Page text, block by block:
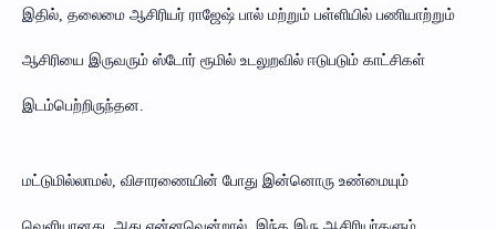
இதில், தலைமை ஆசிரியர் ராஜேஷ் பால் மற்றும் பள்ளியில் பணியாற்றும்
ஆசிரியை இருவரும் ஸ்டோர் ரூமில் உடலுறவில் ஈடுபடும் காட்சிகள்
இடம்பெற்றிருந்தன.
மட்டுமில்லாமல், விசாரணையின் போது இன்னொரு உண்மையும்